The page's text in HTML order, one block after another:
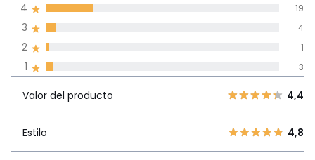
4
Valor del
4,8
1 3
2 1
3 4
4 19
Valor del producto 4,4
Estilo 4,8